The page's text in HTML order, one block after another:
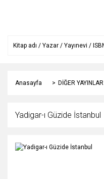
Anasayfa DİĞER YAYINLAR
Yadigar-ı Güzide İstanbul